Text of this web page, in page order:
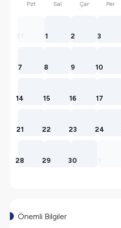
Pzt Sal Çar Per
1 2 3
7 8 9 10
14 15 16 17
21 22 23 24
28 29 30
Önemli Bilgiler